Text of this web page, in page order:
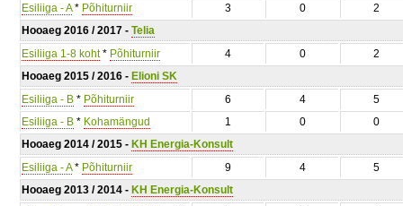
Esiliiga - A* Põhiturniir 3 0
2
Hooaeg 2016 / 2017 - Telia
Esiliiga 1-8 koht* Põhiturniir 4 0
2
Hooaeg 2015 / 2016 - Elioni SK
Esiliiga - B * Põhiturniir 6 4
5
Esiliiga - B * Kohamängud 1 0
0
Hooaeg 2014 / 2015 - KH Energia-Konsult
Esiliiga - A* Põhiturniir 9 4
5
Hooaeg 2013 / 2014 - KH Energia-Konsult